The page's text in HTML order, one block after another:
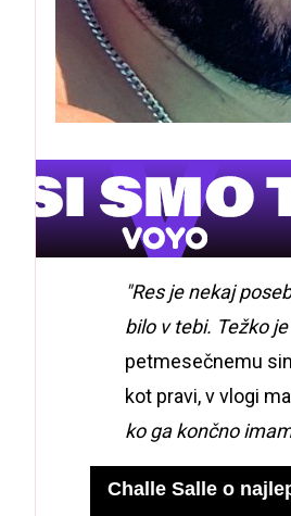
"Res je nekaj
bilo v tebi. Težko
petmesečnemu
kot pravi, v vlogi
ko ga končno
Challe Salle o